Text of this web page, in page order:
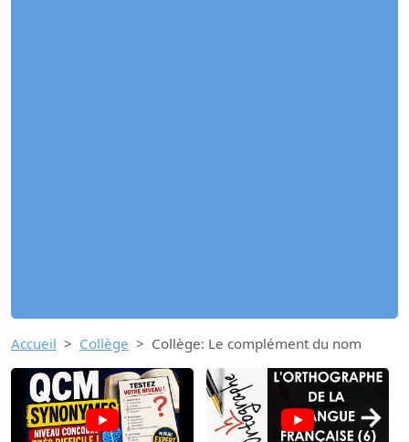
Accueil Collège Collège: Le complément du nom
→